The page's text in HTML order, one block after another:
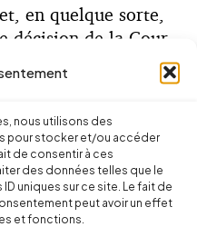
nous utilisons des
pour stocker et/ou accéder
de consentir à ces
des données telles que le
uniques sur ce site. Le fait de
peut avoir un effet
et fonctions.
en quelque sorte,
décision de la Cour
le Code du
loi»
d’exclure du
responsabilité civile